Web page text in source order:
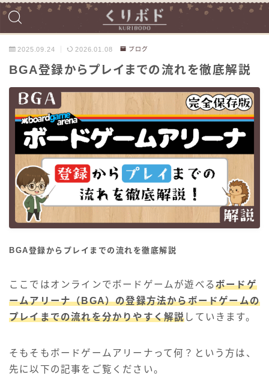
2025.09.24 2026.01.08 ブログ
BGA登録からプレイまでの流れを徹底解説
BGA登録からプレイまでの流れを徹底解説
ここではオンラインでボードゲームが遊べるボードゲ
ームアリーナ（BGA）の登録方法からボードゲームの
プレイまでの流れを分かりやすく解説 していきます。
そもそもボードゲームアリーナって何？という方は、
先に以下の記事をご覧ください。